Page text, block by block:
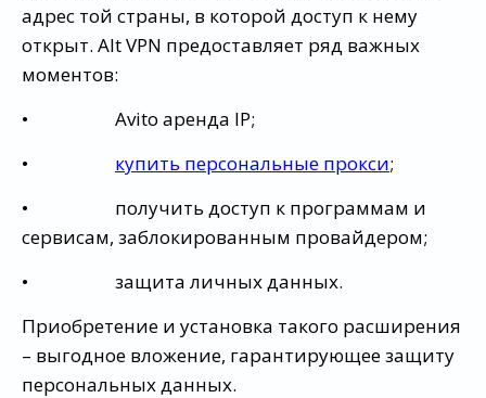
адрес той страны, в которой доступ к нему
открыт. Alt VPN предоставляет ряд важных
моментов:
• Avito аренда IP;
• купить персональные прокси;
• получить доступ к программам и
сервисам, заблокированным провайдером;
• защита личных данных.
Приобретение и установка такого расширения
– выгодное вложение, гарантирующее защиту
персональных данных.